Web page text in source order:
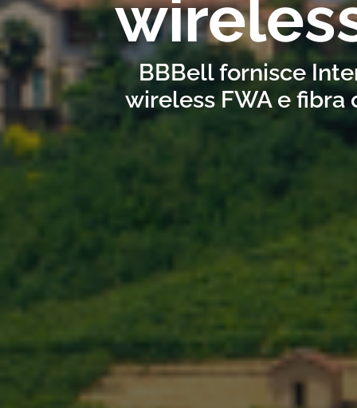
BBBell fornisce
wireless FWA e fibra